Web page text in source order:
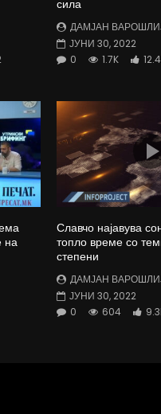
сила
ДАМЈАН
ЈУНИ 30, 2022
0
1.7K
на
Славчо најавува
топло време со
степени
ДАМЈАН
ЈУНИ 30, 2022
0
604